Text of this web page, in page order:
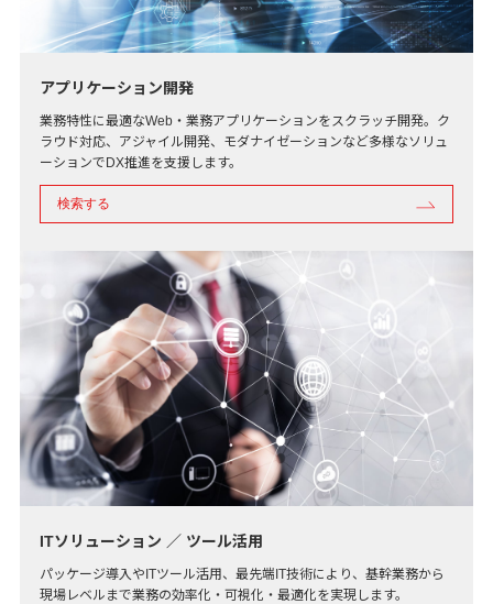
アプリケーション開発
業務特性に最適なWeb・業務アプリケーションをスクラッチ開発。ク
ラウド対応、アジャイル開発、モダナイゼーションなど多様なソリュ
ーションでDX推進を支援します。
検索する
ITソリューション ／ ツール活用
パッケージ導入やITツール活用、最先端IT技術により、基幹業務から
現場レベルまで業務の効率化・可視化・最適化を実現します。